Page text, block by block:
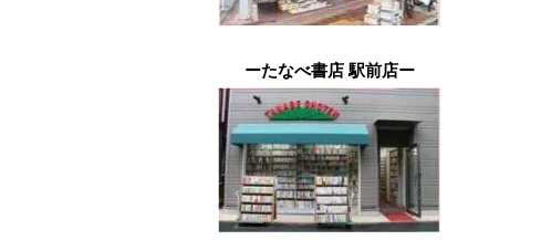
ーたなべ書店 駅前店ー